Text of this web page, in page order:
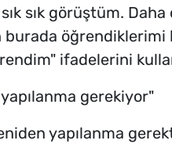
sık görüştüm.
burada öğrendiklerimi
ifadelerini
gerekiyor"
yapılanma